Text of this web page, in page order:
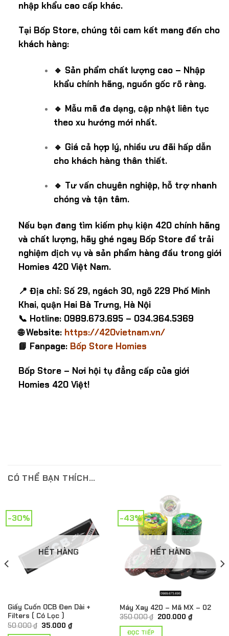
nhập khẩu cao cấp khác.
Tại Bốp Store, chúng tôi cam kết mang đến cho
khách hàng:
🔹 Sản phẩm chất lượng cao – Nhập
khẩu chính hãng, nguồn gốc rõ ràng.
🔹 Mẫu mã đa dạng, cập nhật liên tục
theo xu hướng mới nhất.
🔹 Giá cả hợp lý, nhiều ưu đãi hấp dẫn
cho khách hàng thân thiết.
🔹 Tư vấn chuyên nghiệp, hỗ trợ nhanh
chóng và tận tâm.
Nếu bạn đang tìm kiếm phụ kiện 420 chính hãng
và chất lượng, hãy ghé ngay Bốp Store để trải
nghiệm dịch vụ và sản phẩm hàng đầu trong giới
Homies 420 Việt Nam.
📍 Địa chỉ: Số 29, ngách 30, ngõ 229 Phố Minh
Khai, quận Hai Bà Trưng, Hà Nội
📞 Hotline: 0989.673.695 – 034.364.5369
🌐 Website: https://420vietnam.vn/
📘 Fanpage: Bốp Store Homies
Bốp Store – Nơi hội tụ đẳng cấp của giới
Homies 420 Việt!
CÓ THỂ BẠN THÍCH…
-30%
HẾT HÀNG
Giấy Cuốn OCB Đen Dài +
Filters ( Có Lọc )
50.000₫ Giá
35.000 ₫Giá
hiện
-43%
HẾT HÀNG
Máy Xay 420 – Mã MX – 02
350.000₫ Giá
là:
200.000 ₫Giá
hiện
ĐỌC TIẾP